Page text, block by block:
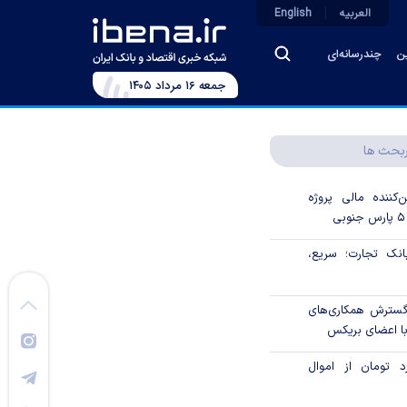
چندرسانه‌ای
العربیه English
جمعه ۱۶ مرداد ۱۴۰۵
ها
مالی پروژه
تجارت؛ سریع،
گسترش همکاری‌های
اعضای بریکس
میلیارد تومان از اموال